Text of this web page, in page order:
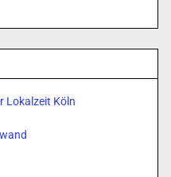
Lokalzeit Köln